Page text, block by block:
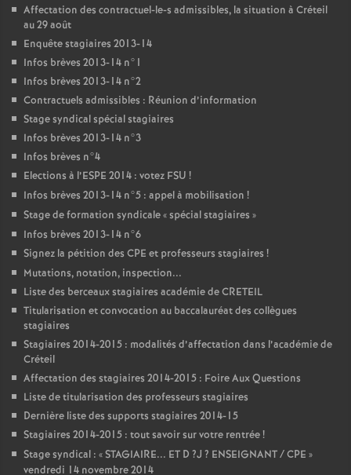
Affectation des contractuel-le-s admissibles, la situation à Créteil
au 29 août
Enquête stagiaires 2013-14
Infos brèves 2013-14 n°1
Infos brèves 2013-14 n°2
Contractuels admissibles : Réunion d’information
Stage syndical spécial stagiaires
Infos brèves 2013-14 n°3
Infos brèves n°4
Elections à l’ESPE 2014 : votez FSU !
Infos brèves 2013-14 n°5 : appel à mobilisation !
Stage de formation syndicale «spécial stagiaires »
Infos brèves 2013-14 n°6
Signez la pétition des CPE et professeurs stagiaires !
Mutations, notation, inspection...
Liste des berceaux stagiaires académie deCRETEIL
Titularisation et convocation au baccalauréat des collègues
stagiaires
Stagiaires 2014-2015 : modalités d’affectation dans l’académie de
Créteil
Affectation des stagiaires 2014-2015 : Foire Aux Questions
Liste de titularisation des professeurs stagiaires
Dernière liste des supports stagiaires 2014-15
Stagiaires 2014-2015 : tout savoir sur votre rentrée!
Stage syndical : «STAGIAIRE... ET D ?J ? ENSEIGNANT/CPE »
vendredi 14 novembre 2014